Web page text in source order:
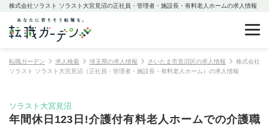
株式会社ソラスト ソラスト大宮見沼の正社員・管理者・施設長・有料老人ホームの求人情報
転職ガーデン 求人検索 埼玉県の求人情報 さいたま市見沼区の求人情報
株式会社
ソラスト ソラスト大宮見沼（正社員・管理者・施設長・有料老人ホーム）の求人情報
ソラスト大宮見沼
年間休日123日!介護付有料老人ホームでの介護職